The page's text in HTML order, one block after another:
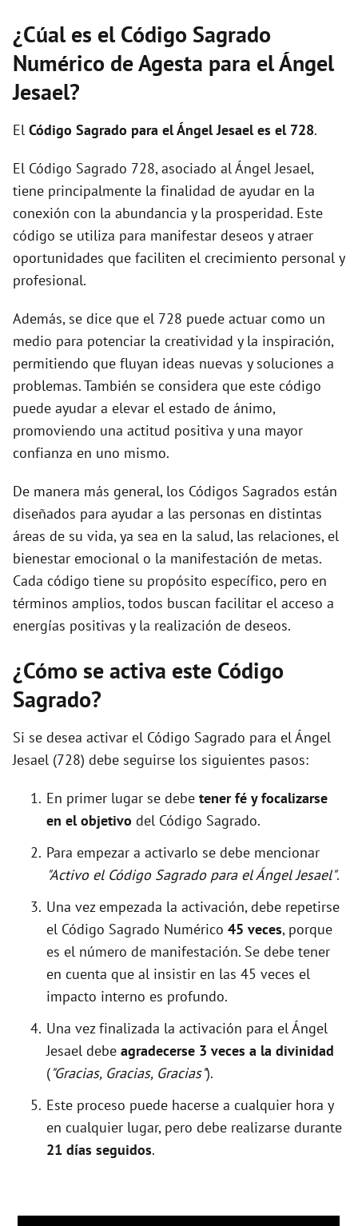
V
e
o
¿Cúal es el Código Sagrado
Numérico de Agesta para el Ángel
Jesael?
El Código Sagrado para el Ángel Jesael es el 728.
El Código Sagrado 728, asociado al Ángel Jesael,
tiene principalmente la finalidad de ayudar en la
conexión con la abundancia y la prosperidad. Este
código se utiliza para manifestar deseos y atraer
oportunidades que faciliten el crecimiento personal y
profesional.
Además, se dice que el 728 puede actuar como un
medio para potenciar la creatividad y la inspiración,
permitiendo que fluyan ideas nuevas y soluciones a
problemas. También se considera que este código
puede ayudar a elevar el estado de ánimo,
promoviendo una actitud positiva y una mayor
confianza en uno mismo.
De manera más general, los Códigos Sagrados están
diseñados para ayudar a las personas en distintas
áreas de su vida, ya sea en la salud, las relaciones, el
bienestar emocional o la manifestación de metas.
Cada código tiene su propósito específico, pero en
términos amplios, todos buscan facilitar el acceso a
energías positivas y la realización de deseos.
¿Cómo se activa este Código
Sagrado?
Si se desea activar el Código Sagrado para el Ángel
Jesael (728) debe seguirse los siguientes pasos:
En primer lugar se debe tener fé y focalizarse
en el objetivo del Código Sagrado.
Para empezar a activarlo se debe mencionar
"Activo el Código Sagrado para el Ángel Jesael".
Una vez empezada la activación, debe repetirse
el Código Sagrado Numérico 45 veces, porque
es el número de manifestación. Se debe tener
en cuenta que al insistir en las 45 veces el
impacto interno es profundo.
Una vez finalizada la activación para el Ángel
Jesael debe agradecerse 3 veces a la divinidad
("Gracias, Gracias, Gracias").
Este proceso puede hacerse a cualquier hora y
en cualquier lugar, pero debe realizarse durante
21 días seguidos.